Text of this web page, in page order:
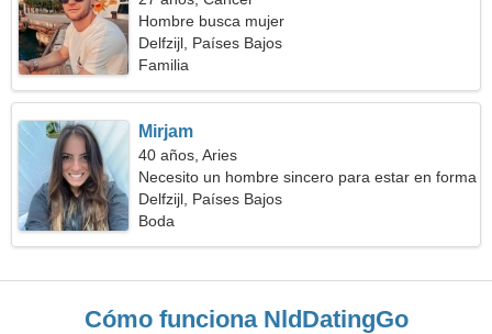
Hombre busca mujer
Delfzijl, Países Bajos
Familia
Mirjam
40 años, Aries
Necesito un hombre sincero para estar en forma
Delfzijl, Países Bajos
Boda
Cómo funciona NldDatingGo